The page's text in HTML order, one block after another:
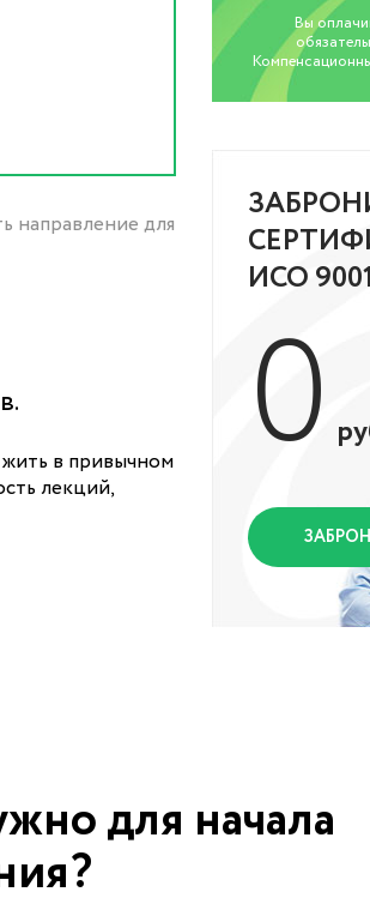
направление для
в привычном
лекций,
Вы
ИСО 9001
0
для начала